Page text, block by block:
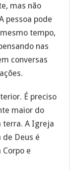
mas não
pessoa pode
tempo,
nas
conversas
É preciso
maior do
terra. A Igreja
de Deus é
e